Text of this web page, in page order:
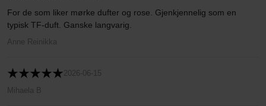
For de som liker mørke dufter og rose. Gjenkjennelig som en
typisk TF-duft. Ganske langvarig.
Anne Reinikka
2026-06-15
Mihaela B